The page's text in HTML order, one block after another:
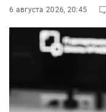
6 августа 2026, 20:45